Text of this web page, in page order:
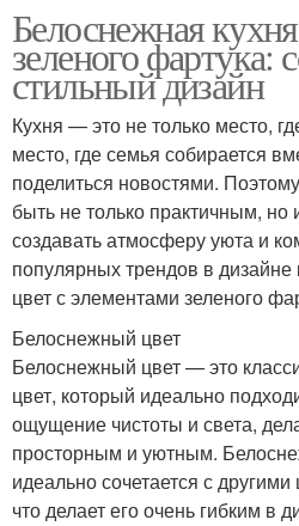
Белоснежная
зеленого фартука:
стильный дизайн
Кухня — это не только место,
место, где семья собирается
поделиться новостями.
быть не только практичным,
создавать атмосферу уюта и
популярных трендов в
цвет с элементами зеленого
Белоснежный цвет
Белоснежный цвет — это
цвет, который идеально
ощущение чистоты и света,
просторным и уютным.
идеально сочетается с
что делает его очень гибким в